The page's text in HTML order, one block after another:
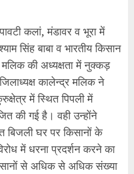
कलां, मंडावर व भूरा में
सिंह बाबा व भारतीय किसान
की अध्यक्षता में नुक्कड़
कालेन्द्र मलिक ने
में स्थित पिपली में
की गई है। वही उन्होंने
बिजली घर पर किसानों के
में धरना प्रदर्शन करने का
से अधिक से अधिक संख्या